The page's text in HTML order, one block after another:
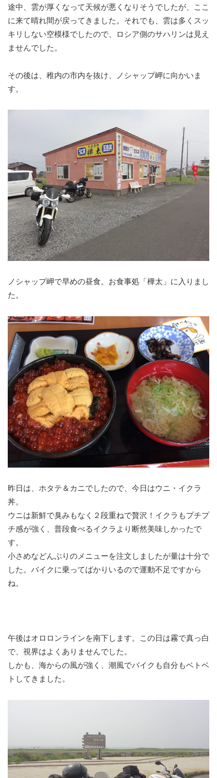
途中、雲が厚くなって天候が悪くなりそうでしたが、ここ
に来て晴れ間が戻ってきました。それでも、雲は多くスッ
キリしない空模様でしたので、ロシア側のサハリンは見え
ませんでした。
その後は、稚内の市内を抜け、ノシャップ岬に向かいま
す。
ノシャップ岬で早めの昼食。お食事処「樺太」に入りまし
た。
昨日は、ホタテ＆カニでしたので、今日はウニ・イクラ
丼。
ウニは新鮮で臭みもなく２段重ねで贅沢！イクラもプチプ
チ感が強く、普段食べるイクラより断然美味しかったで
す。
小さめなどんぶりのメニューを注文しましたが量は十分で
した。バイクに乗ってばかりいるので運動不足ですから
ね。
午後はオロロンラインを南下します。この日は霧で真っ白
で、視界はよくありませんでした。
しかも、海からの風が強く、潮風でバイクも自分もベトベ
トしてきました。